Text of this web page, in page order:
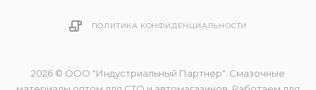
ПОЛИТИКА КОНФИДЕНЦИАЛЬНОСТИ
2026 © ООО "Индустриальный Партнер". Смазочные